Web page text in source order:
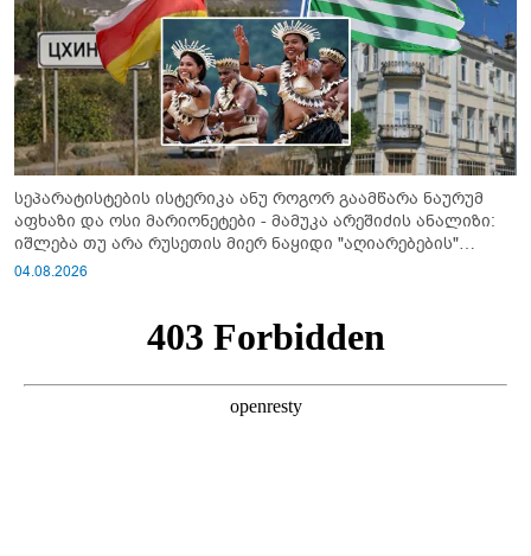
სეპარატისტების ისტერიკა ანუ როგორ გაამწარა ნაურუმ
აფხაზი და ოსი მარიონეტები - მამუკა არეშიძის ანალიზი:
იშლება თუ არა რუსეთის მიერ ნაყიდი "აღიარებების"
სისტემა?!
04.08.2026